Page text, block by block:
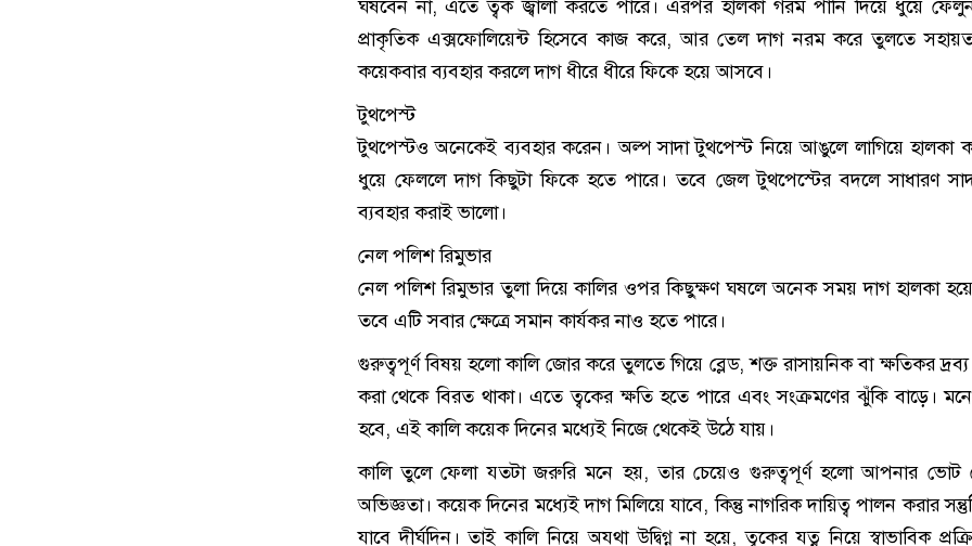
ঘষবেন না, এতে ত্বক জ্বালা করতে পারে। এরপর হালকা গরম পানি দিয়ে ধুয়ে
প্রাকৃতিক এক্সফোলিয়েন্ট হিসেবে কাজ করে, আর তেল দাগ নরম করে তুলতে
কয়েকবার ব্যবহার করলে দাগ ধীরে ধীরে ফিকে হয়ে আসবে।
টুথপেস্ট
টুথপেস্টও অনেকেই ব্যবহার করেন। অল্প সাদা টুথপেস্ট নিয়ে আঙুলে লাগিয়ে হালকা
ধুয়ে ফেললে দাগ কিছুটা ফিকে হতে পারে। তবে জেল টুথপেস্টের বদলে সাধারণ
ব্যবহার করাই ভালো।
নেল পলিশ রিমুভার
নেল পলিশ রিমুভার তুলা দিয়ে কালির ওপর কিছুক্ষণ ঘষলে অনেক সময় দাগ হালকা
তবে এটি সবার ক্ষেত্রে সমান কার্যকর নাও হতে পারে।
গুরুত্বপূর্ণ বিষয় হলো কালি জোর করে তুলতে গিয়ে ব্লেড, শক্ত রাসায়নিক বা ক্ষতিকর দ্রব্য
করা থেকে বিরত থাকা। এতে ত্বকের ক্ষতি হতে পারে এবং সংক্রমণের ঝুঁকি বাড়ে।
হবে, এই কালি কয়েক দিনের মধ্যেই নিজে থেকেই উঠে যায়।
কালি তুলে ফেলা যতটা জরুরি মনে হয়, তার চেয়েও গুরুত্বপূর্ণ হলো আপনার ভোট
অভিজ্ঞতা। কয়েক দিনের মধ্যেই দাগ মিলিয়ে যাবে, কিন্তু নাগরিক দায়িত্ব পালন করার
যাবে দীর্ঘদিন। তাই কালি নিয়ে অযথা উদ্বিগ্ন না হয়ে, ত্বকের যত্ন নিয়ে স্বাভাবিক